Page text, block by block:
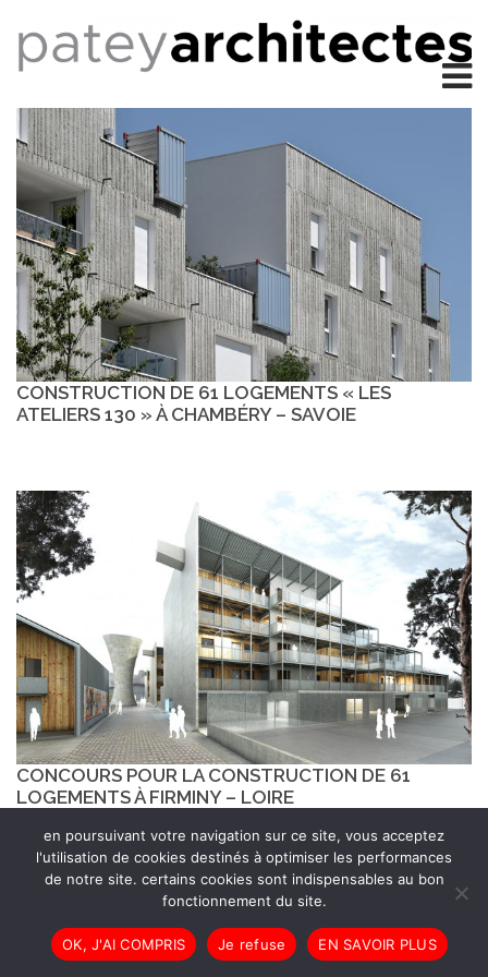
CONSTRUCTION DE 61 LOGEMENTS « LES
ATELIERS 130 » À CHAMBÉRY – SAVOIE
CONCOURS POUR LA CONSTRUCTION DE 61
LOGEMENTS À FIRMINY – LOIRE
en poursuivant votre navigation sur ce site, vous acceptez
l'utilisation de cookies destinés à optimiser les performances
de notre site. certains cookies sont indispensables au bon
fonctionnement du site.
OK, J'AI COMPRIS Je refuse EN SAVOIR PLUS